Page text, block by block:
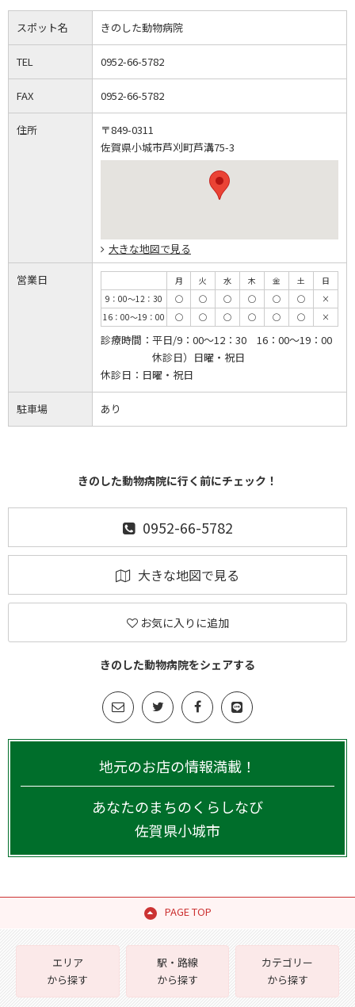
スポット名 きのした動物病院
TEL 0952-66-5782
FAX 0952-66-5782
住所
〒849-0311
佐賀県小城市芦刈町芦溝75-3
大きな地図で見る
営業日 月 火 水 木 金 土
日
9：00～12：30
◯ ◯ ◯ ◯ ◯ ◯
×
16：00～19：00
◯ ◯ ◯ ◯ ◯ ◯ ×
診療時間： 平日/9：00～12：30 16：00～19：00
休診日）日曜・祝日
休診日： 日曜・祝日
駐車場 あり
きのした動物病院に行く前にチェック！
0952-66-5782
大きな地図で見る
お気に入りに追加
きのした動物病院をシェアする
地元のお店の情報満載！
あなたのまちのくらしなび
佐賀県小城市
PAGE TOP
エリア
から探す
駅・路線
から探す
カテゴリー
から探す